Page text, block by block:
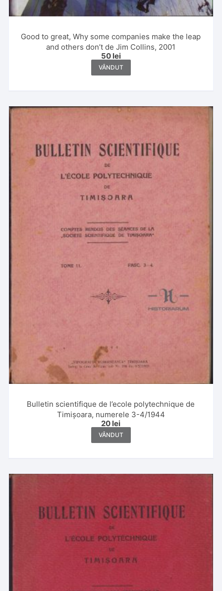
Good to great, Why some companies make the leap
and others don’t de Jim Collins, 2001
50 lei
VÂNDUT
Bulletin scientifique de l’ecole polytechnique de
Timișoara, numerele 3-4/1944
20 lei
VÂNDUT